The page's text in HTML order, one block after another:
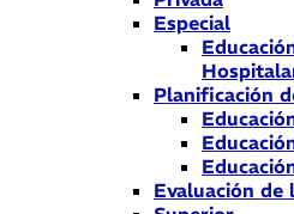
Especial
Planificación
Evaluación de